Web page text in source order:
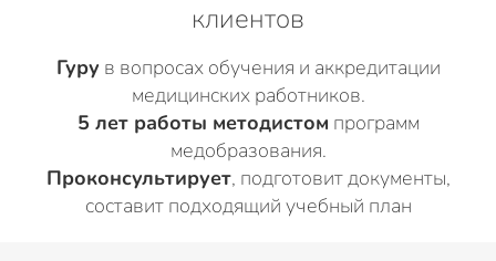
клиентов
Гуру в вопросах обучения и аккредитации
медицинских работников.
5 лет работы методистом программ
медобразования.
Проконсультирует, подготовит документы,
составит подходящий учебный план